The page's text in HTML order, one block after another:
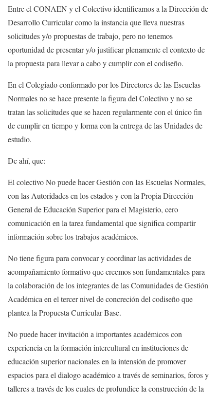
Entre el CONAEN y el Colectivo identificamos a la Dirección de
Desarrollo Curricular como la instancia que lleva nuestras
solicitudes y/o propuestas de trabajo, pero no tenemos
oportunidad de presentar y/o justificar plenamente el contexto de
la propuesta para llevar a cabo y cumplir con el codiseño.
En el Colegiado conformado por los Directores de las Escuelas
Normales no se hace presente la figura del Colectivo y no se
tratan las solicitudes que se hacen regularmente con el único fin
de cumplir en tiempo y forma con la entrega de las Unidades de
estudio.
De ahí, que:
El colectivo No puede hacer Gestión con las Escuelas Normales,
con las Autoridades en los estados y con la Propia Dirección
General de Educación Superior para el Magisterio, cero
comunicación en la tarea fundamental que significa compartir
información sobre los trabajos académicos.
No tiene figura para convocar y coordinar las actividades de
acompañamiento formativo que creemos son fundamentales para
la colaboración de los integrantes de las Comunidades de Gestión
Académica en el tercer nivel de concreción del codiseño que
plantea la Propuesta Curricular Base.
No puede hacer invitación a importantes académicos con
experiencia en la formación intercultural en instituciones de
educación superior nacionales en la intensión de promover
espacios para el dialogo académico a través de seminarios, foros y
talleres a través de los cuales de profundice la construcción de la